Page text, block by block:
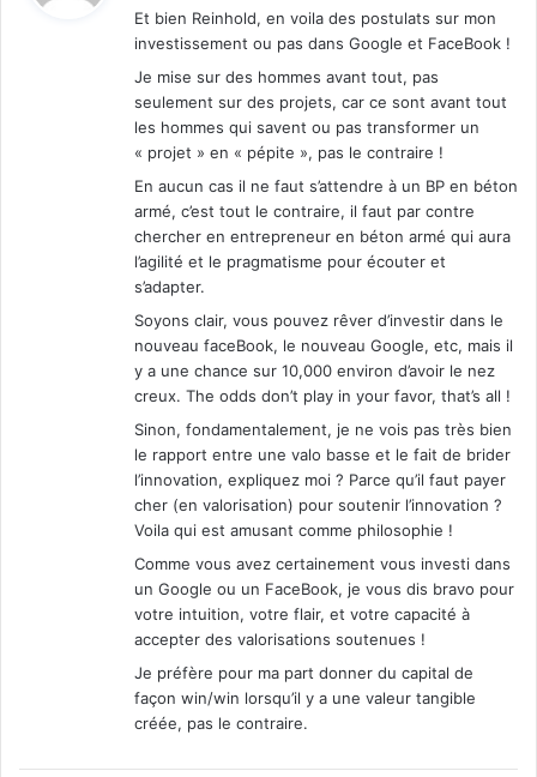
:
Et bien Reinhold, en voila des postulats sur mon
investissement ou pas dans Google et FaceBook !
Je mise sur des hommes avant tout, pas
seulement sur des projets, car ce sont avant tout
les hommes qui savent ou pas transformer un
« projet » en « pépite », pas le contraire !
En aucun cas il ne faut s’attendre à un BP en béton
armé, c’est tout le contraire, il faut par contre
chercher en entrepreneur en béton armé qui aura
l’agilité et le pragmatisme pour écouter et
s’adapter.
Soyons clair, vous pouvez rêver d’investir dans le
nouveau faceBook, le nouveau Google, etc, mais il
y a une chance sur 10,000 environ d’avoir le nez
creux. The odds don’t play in your favor, that’s all !
Sinon, fondamentalement, je ne vois pas très bien
le rapport entre une valo basse et le fait de brider
l’innovation, expliquez moi ? Parce qu’il faut payer
cher (en valorisation) pour soutenir l’innovation ?
Voila qui est amusant comme philosophie !
Comme vous avez certainement vous investi dans
un Google ou un FaceBook, je vous dis bravo pour
votre intuition, votre flair, et votre capacité à
accepter des valorisations soutenues !
Je préfère pour ma part donner du capital de
façon win/win lorsqu’il y a une valeur tangible
créée, pas le contraire.